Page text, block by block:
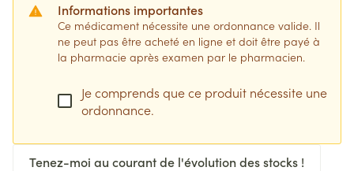
Informations importantes
Ce médicament nécessite une ordonnance valide. Il
ne peut pas être acheté en ligne et doit être payé à
la pharmacie après examen par le pharmacien.
Je comprends que ce produit nécessite une
ordonnance.
Tenez-moi au courant de l'évolution des stocks !